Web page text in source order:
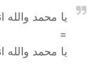
يا محمد
=
يا محمد والله